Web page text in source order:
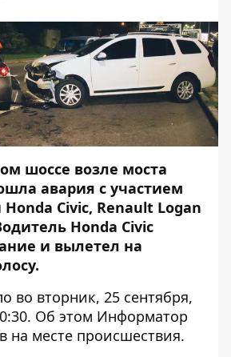
шоссе возле моста
авария с участием
Civic, Renault Logan
Honda Civic
и вылетел на
во вторник, 25 сентября,
Об этом Информатор
на месте происшествия.